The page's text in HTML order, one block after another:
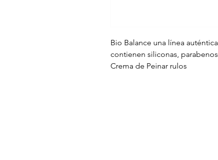
Bio Balance una línea
contienen siliconas,
Crema de Peinar rulos
Fórmula LOW POO.
Hidrata el cabello, logrando